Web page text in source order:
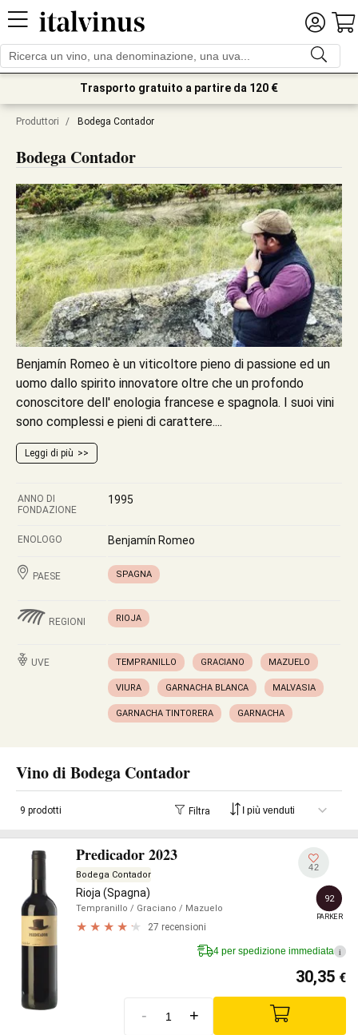
Trasporto gratuito a partire da 120 €
Produttori / Bodega Contador
Bodega Contador
Benjamín Romeo è un viticoltore pieno di passione ed un
uomo dallo spirito innovatore oltre che un profondo
conoscitore dell' enologia francese e spagnola. I suoi vini
sono complessi e pieni di carattere....
Leggi di più
ANNO DI
FONDAZIONE
1995
ENOLOGO Benjamín Romeo
PAESE SPAGNA
REGIONI RIOJA
UVE TEMPRANILLO GRACIANO MAZUELO
VIURA GARNACHA BLANCA MALVASIA
GARNACHA TINTORERA GARNACHA
Vino di Bodega Contador
9 prodotti Filtra
Predicador 2023
Bodega Contador
Rioja (Spagna)
Tempranillo / Graciano / Mazuelo
27 recensioni
42
92
PARKER
4 per spedizione immediata i
30,35 €
- +